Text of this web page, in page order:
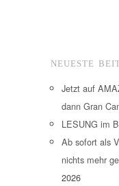
NEUESTE
Jetzt auf
dann Gran
LESUNG im
Ab sofort als
nichts mehr
2026